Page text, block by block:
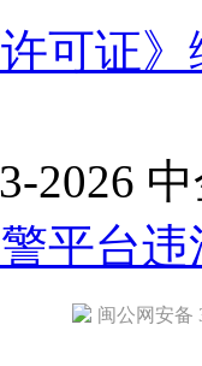
可证
2026
平台违
闽公网安备